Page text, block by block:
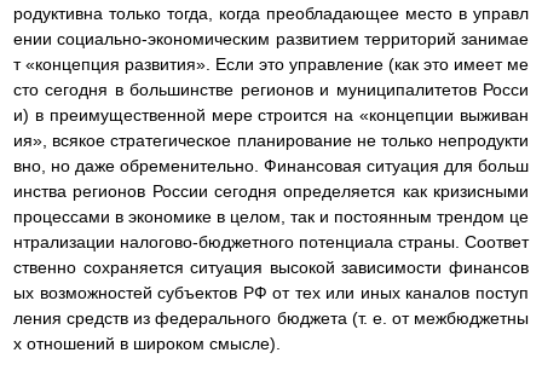
родуктивна только тогда, когда преобладающее место в управл
ении социально-экономическим развитием территорий занимае
т «концепция развития». Если это управление (как это имеет ме
сто сегодня в большинстве регионов и муниципалитетов Росси
и) в преимущественной мере строится на «концепции выживан
ия», всякое стратегическое планирование не только непродукти
вно, но даже обременительно. Финансовая ситуация для больш
инства регионов России сегодня определяется как кризисными
процессами в экономике в целом, так и постоянным трендом це
нтрализации налогово-бюджетного потенциала страны. Соответ
ственно сохраняется ситуация высокой зависимости финансов
ых возможностей субъектов РФ от тех или иных каналов поступ
ления средств из федерального бюджета (т. е. от межбюджетны
х отношений в широком смысле).